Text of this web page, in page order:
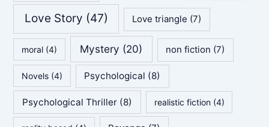
Love Story (47) Love triangle (7)
moral (4) Mystery (20) non fiction (7)
Novels (4) Psychological (8)
Psychological Thriller (8) realistic fiction(4)